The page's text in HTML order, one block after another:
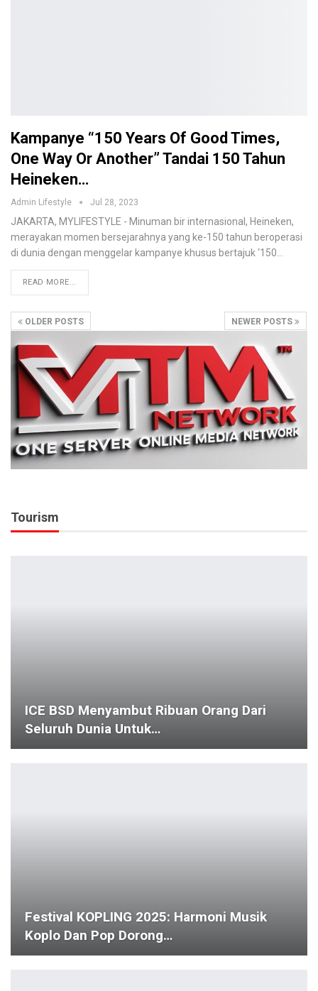
Kampanye “150 Years Of Good Times,
One Way Or Another” Tandai 150 Tahun
Heineken…
Admin Lifestyle Jul 28, 2023
JAKARTA, MYLIFESTYLE - Minuman bir internasional, Heineken,
merayakan momen bersejarahnya yang ke-150 tahun beroperasi
di dunia dengan menggelar kampanye khusus bertajuk ‘150…
READ MORE...
OLDER POSTS NEWER POSTS
Tourism
ICE BSD Menyambut Ribuan Orang Dari
Seluruh Dunia Untuk…
Festival KOPLING 2025: Harmoni Musik
Koplo Dan Pop Dorong…